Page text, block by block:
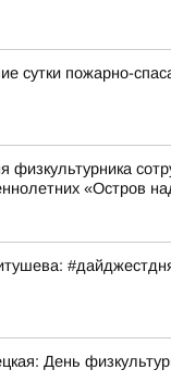
сутки пожарно-
физкультурника
«Остров
День